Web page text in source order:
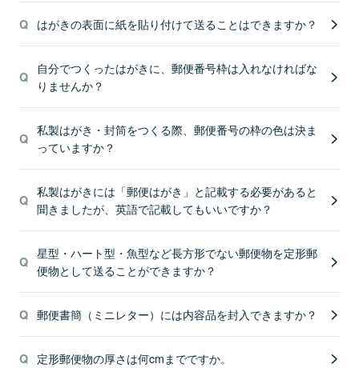
はがきの表面に紙を貼り付けて送ることはできますか？
自分でつくったはがきに、郵便番号枠は入れなければな
りませんか？
私製はがき・封筒をつくる際、郵便番号の枠の色は決ま
っていますか？
私製はがきには「郵便はがき」と記載する必要があると
聞きましたが、英語で記載してもいいですか？
星型・ハート型・魚型など長方形でない郵便物を定形郵
便物として送ることができますか？
郵便書簡（ミニレター）には内容品を封入できますか？
定形郵便物の厚さは何cmまでですか。